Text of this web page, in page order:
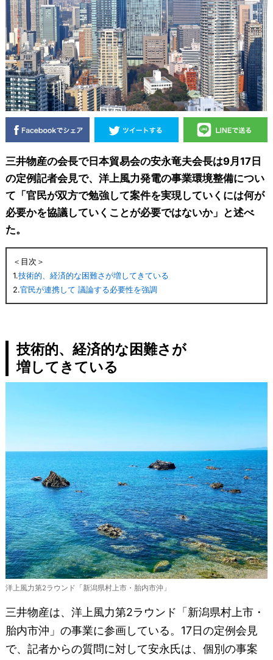
三井物産の会長で日本貿易会の安永竜夫会長は9月17日
の定例記者会見で、洋上風力発電の事業環境整備につい
て「官民が双方で勉強して案件を実現していくには何が
必要かを協議していくことが必要ではないか」と述べ
た。
＜目次＞
1.技術的、経済的な困難さが増してきている
2.官民が連携して 議論する必要性を強調
技術的、経済的な困難さが
増してきている
洋上風力第2ラウンド「新潟県村上市・胎内市沖」
三井物産は、洋上風力第2ラウンド「新潟県村上市・
胎内市沖」の事業に参画している。17日の定例会見
で、記者からの質問に対して安永氏は、個別の事案